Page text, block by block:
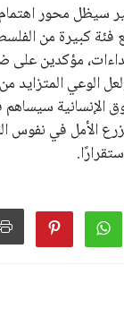
سيظل محور اهتمام
فئة كبيرة من
مؤكدين على
الوعي المتزايد
الإنسانية
يزرع الأمل في